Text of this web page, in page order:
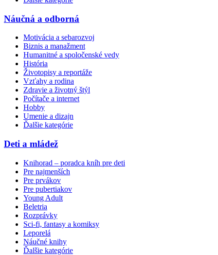
Náučná a odborná
Motivácia a sebarozvoj
Biznis a manažment
Humanitné a spoločenské vedy
História
Životopisy a reportáže
Vzťahy a rodina
Zdravie a životný štýl
Počítače a internet
Hobby
Umenie a dizajn
Ďalšie kategórie
Deti a mládež
Knihorad – poradca kníh pre deti
Pre najmenších
Pre prvákov
Pre pubertiakov
Young Adult
Beletria
Rozprávky
Sci-fi, fantasy a komiksy
Leporelá
Náučné knihy
Ďalšie kategórie